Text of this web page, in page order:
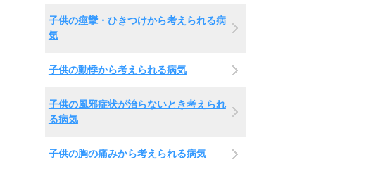
子供の痙攣・ひきつけから考えられる病
気
子供の動悸から考えられる病気
子供の風邪症状が治らないとき考えられ
る病気
子供の胸の痛みから考えられる病気